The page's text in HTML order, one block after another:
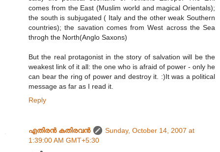
comes from the East (Muslim world and magical Orientals);
the south is subjugated ( Italy and the other weak Southern
countries); the savation comes from West across the Sea
throgh the North(Anglo Saxons)
But the real protagonist in the story of salvation will be the
weakest link of it all: the one who is afraid of power - only he
can bear the ring of power and destroy it. :)It was a political
message as far as I read it.
Reply
എതിരന്‍ കതിരവന്‍
Sunday, October 14, 2007 at
1:39:00 AM GMT+5:30